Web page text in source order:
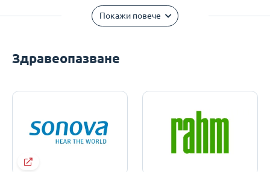
Покажи повече
Здравеопазване